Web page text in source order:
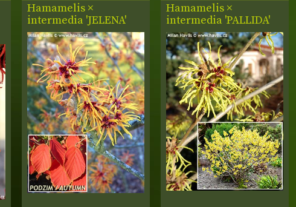
Hamamelis ×
intermedia 'JELENA'
Hamamelis ×
intermedia 'PALLIDA'